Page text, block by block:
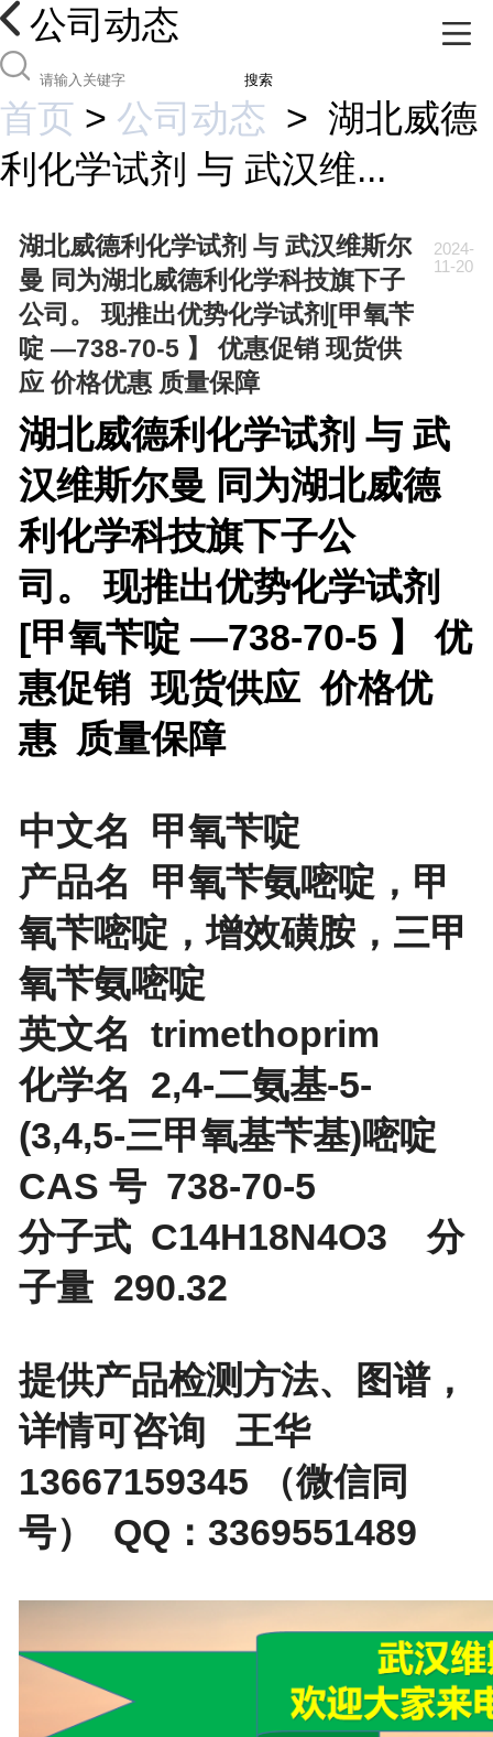
公司动态
搜索
首页 > 公司动态 > 湖北威德
利化学试剂 与 武汉维...
湖北威德利化学试剂 与 武汉维斯尔
曼 同为湖北威德利化学科技旗下子
公司。 现推出优势化学试剂[甲氧苄
啶 —738-70-5 】 优惠促销 现货供
应 价格优惠 质量保障
2024-
11-20
湖北威德利化学试剂 与 武
汉维斯尔曼 同为湖北威德
利化学科技旗下子公
司。 现推出优势化学试剂
[甲氧苄啶 —738-70-5 】 优
惠促销 现货供应 价格优
惠 质量保障
中文名 甲氧苄啶
产品名 甲氧苄氨嘧啶，甲
氧苄嘧啶，增效磺胺，三甲
氧苄氨嘧啶
英文名 trimethoprim
化学名 2,4-二氨基-5-
(3,4,5-三甲氧基苄基)嘧啶
CAS 号 738-70-5
分子式 C14H18N4O3 分
子量 290.32
提供产品检测方法、图谱，
详情可咨询 王华
13667159345 （微信同
号） QQ：3369551489